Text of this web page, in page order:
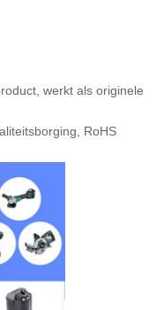
werkt als originele
RoHS